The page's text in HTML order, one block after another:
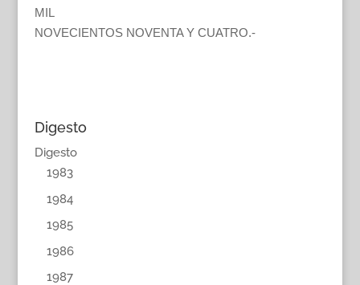
MIL
NOVECIENTOS NOVENTA Y CUATRO.-
Digesto
Digesto
1983
1984
1985
1986
1987